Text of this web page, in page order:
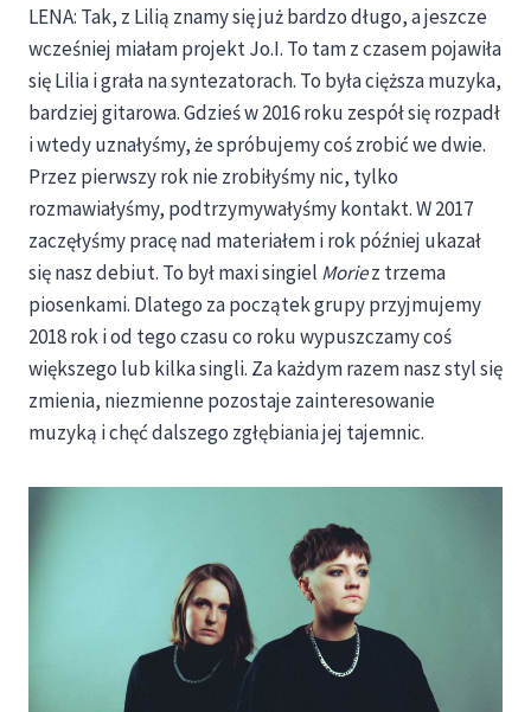
LENA: Tak, z Lilią znamy się już bardzo długo, a jeszcze
wcześniej miałam projekt Jo.I. To tam z czasem pojawiła
się Lilia i grała na syntezatorach. To była cięższa muzyka,
bardziej gitarowa. Gdzieś w 2016 roku zespół się rozpadł
i wtedy uznałyśmy, że spróbujemy coś zrobić we dwie.
Przez pierwszy rok nie zrobiłyśmy nic, tylko
rozmawiałyśmy, podtrzymywałyśmy kontakt. W 2017
zaczęłyśmy pracę nad materiałem i rok później ukazał
się nasz debiut. To był maxi singiel Moriez trzema
piosenkami. Dlatego za początek grupy przyjmujemy
2018 rok i od tego czasu co roku wypuszczamy coś
większego lub kilka singli. Za każdym razem nasz styl się
zmienia, niezmienne pozostaje zainteresowanie
muzyką i chęć dalszego zgłębiania jej tajemnic.